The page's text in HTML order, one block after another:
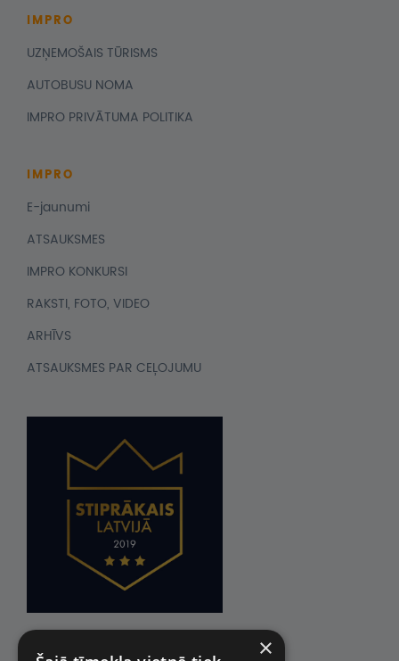
IMPRO
UZŅEMOŠAIS TŪRISMS
AUTOBUSU NOMA
IMPRO PRIVĀTUMA POLITIKA
IMPRO
E-jaunumi
ATSAUKSMES
IMPRO KONKURSI
RAKSTI, FOTO, VIDEO
ARHĪVS
ATSAUKSMES PAR CEĻOJUMU
×